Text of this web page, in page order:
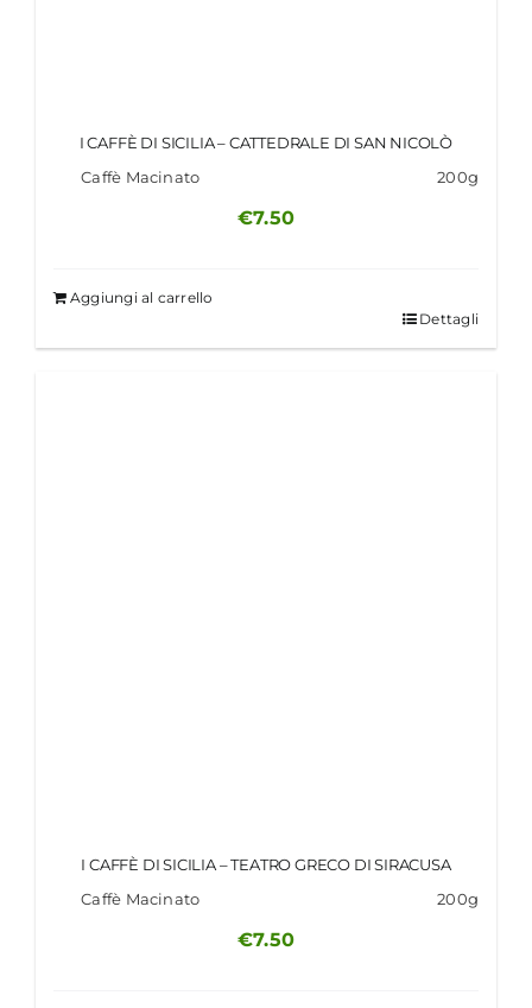
I CAFFÈ DI SICILIA – CATTEDRALE DI SAN NICOLÒ
Caffè Macinato
200g
€7.50
Aggiungi al carrello
Dettagli
I CAFFÈ DI SICILIA – TEATRO GRECO DI SIRACUSA
Caffè Macinato
200g
€7.50